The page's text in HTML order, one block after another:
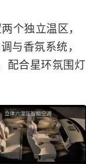
个独立温区，
与香氛系统，
配合星环氛围灯